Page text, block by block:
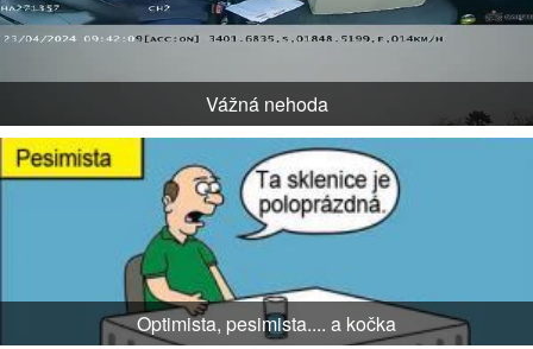
Vážná nehoda
Optimista, pesimista.... a kočka